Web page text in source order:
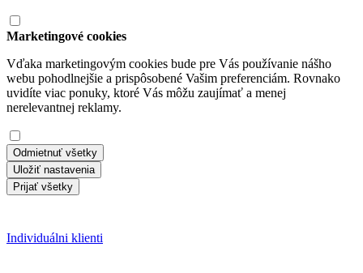
Marketingové cookies
Vďaka marketingovým cookies bude pre Vás používanie nášho
webu pohodlnejšie a prispôsobené Vašim preferenciám. Rovnako
uvidíte viac ponuky, ktoré Vás môžu zaujímať a menej
nerelevantnej reklamy.
Odmietnuť všetky
Uložiť nastavenia
Prijať všetky
Individuálni klienti